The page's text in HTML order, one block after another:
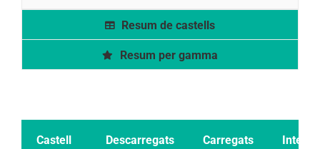
Resum de castells
Resum per gamma
Castell Descarregats Carregats Intents